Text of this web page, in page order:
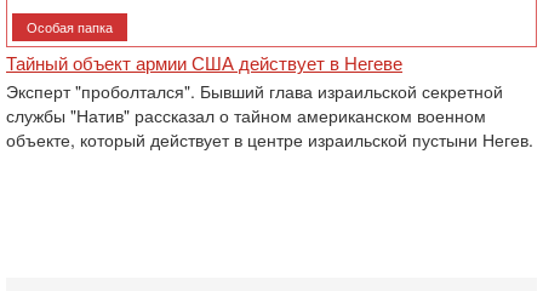
Особая папка
Тайный объект армии США действует в Негеве
Эксперт "проболтался". Бывший глава израильской секретной
службы "Натив" рассказал о тайном американском военном
объекте, который действует в центре израильской пустыни Негев.